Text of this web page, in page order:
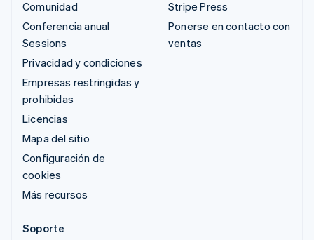
Comunidad
Conferencia anual
Sessions
Privacidad y condiciones
Empresas restringidas y
prohibidas
Licencias
Mapa del sitio
Configuración de
cookies
Más recursos
Stripe Press
Ponerse en contacto con
ventas
Soporte